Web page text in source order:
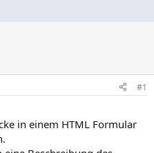
#1
in einem HTML Formular